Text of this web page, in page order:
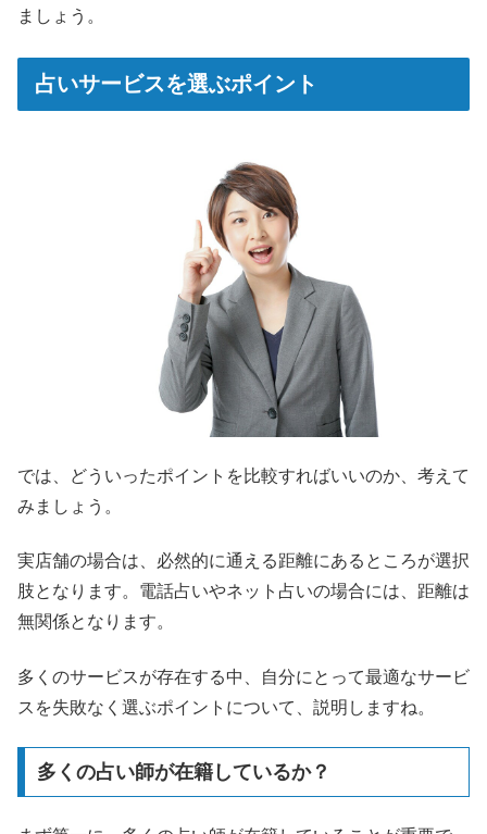
ましょう。
占いサービスを選ぶポイント
では、どういったポイントを比較すればいいのか、考えて
みましょう。
実店舗の場合は、必然的に通える距離にあるところが選択
肢となります。電話占いやネット占いの場合には、距離は
無関係となります。
多くのサービスが存在する中、自分にとって最適なサービ
スを失敗なく選ぶポイントについて、説明しますね。
多くの占い師が在籍しているか？